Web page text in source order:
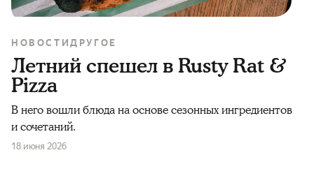
НОВОСТИДРУГОЕ
Летний спешел в Rusty Rat &
Pizza
В него вошли блюда на основе сезонных ингредиентов
и сочетаний.
18 июня 2026